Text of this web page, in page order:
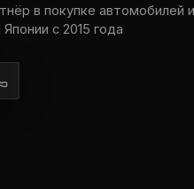
в покупке автомобилей
с 2015 года